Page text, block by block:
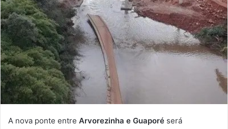
A nova ponte entre Arvorezinha e Guaporé será